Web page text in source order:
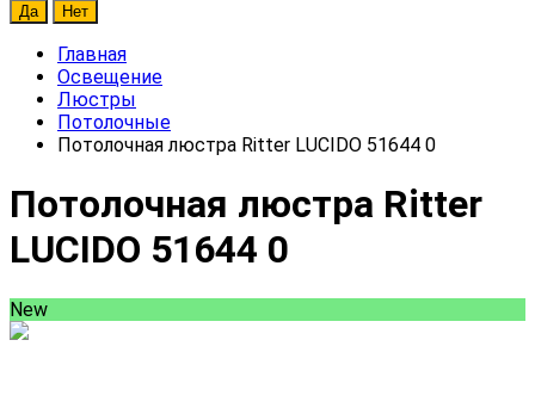
Главная
Освещение
Люстры
Потолочные
Потолочная люстра Ritter LUCIDO 51644 0
Потолочная люстра Ritter
LUCIDO 51644 0
New